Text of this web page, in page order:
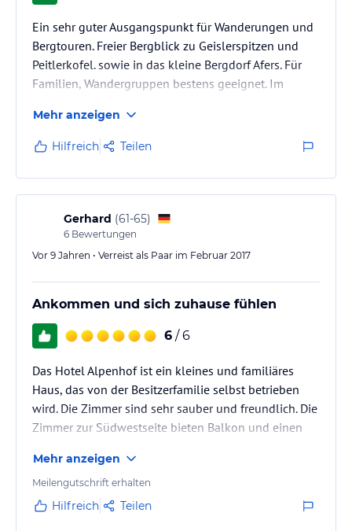
Ein sehr guter Ausgangspunkt für Wanderungen und
Bergtouren. Freier Bergblick zu Geislerspitzen und
Peitlerkofel. sowie in das kleine Bergdorf Afers. Für
Familien, Wandergruppen bestens geeignet. Im
Mehr anzeigen
Hilfreich Teilen
Gerhard (61-65)
6 Bewertungen
Vor 9 Jahren • Verreist als Paar im Februar 2017
Ankommen und sich zuhause fühlen
6 / 6
Das Hotel Alpenhof ist ein kleines und familiäres
Haus, das von der Besitzerfamilie selbst betrieben
wird. Die Zimmer sind sehr sauber und freundlich. Die
Zimmer zur Südwestseite bieten Balkon und einen
des Hauses ist mit "Ankommen und sich zuhause
fühlen" bestens beschrieben. Die Küche biete
hervorragende Kost: bodenständig, regional und vor
Mehr anzeigen
Meilengutschrift erhalten
Hilfreich Teilen